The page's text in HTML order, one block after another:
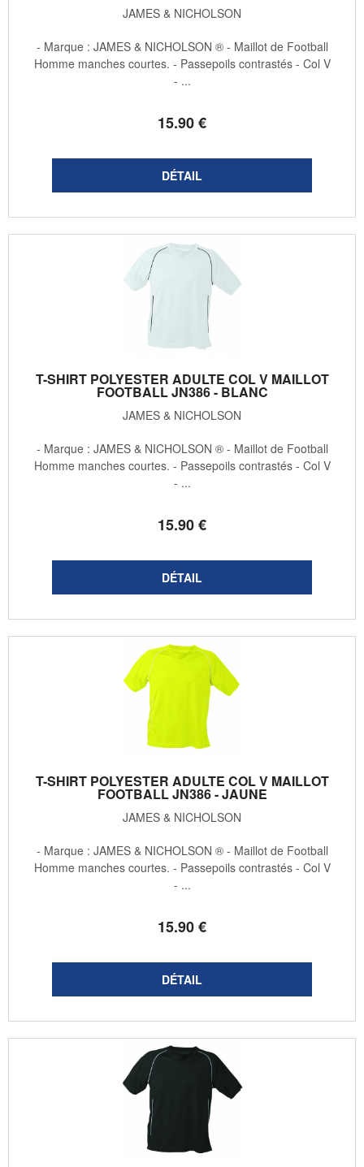
JAMES & NICHOLSON
15.90€
- Marque : JAMES & NICHOLSON ® - Maillot de Football
Homme manches courtes. - Passepoils contrastés - Col V
- ...
T-SHIRT POLYESTER ADULTE COL V MAILLOT
FOOTBALL JN386 - BLANC
JAMES & NICHOLSON
15.90€
- Marque : JAMES & NICHOLSON ® - Maillot de Football
Homme manches courtes. - Passepoils contrastés - Col V
- ...
T-SHIRT POLYESTER ADULTE COL V MAILLOT
FOOTBALL JN386 - JAUNE
JAMES & NICHOLSON
15.90€
- Marque : JAMES & NICHOLSON ® - Maillot de Football
Homme manches courtes. - Passepoils contrastés - Col V
- ...